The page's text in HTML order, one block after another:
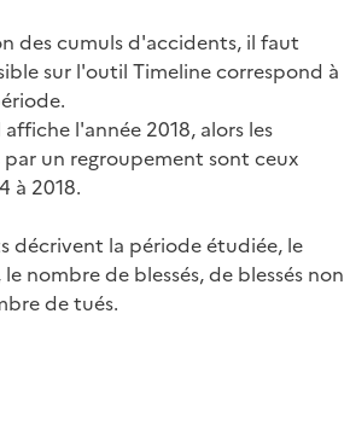
des cumuls d'accidents, il faut
sur l'outil Timeline correspond à
l'année 2018, alors les
un regroupement sont ceux
à 2018.
décrivent la période étudiée, le
nombre de blessés, de blessés non
de tués.